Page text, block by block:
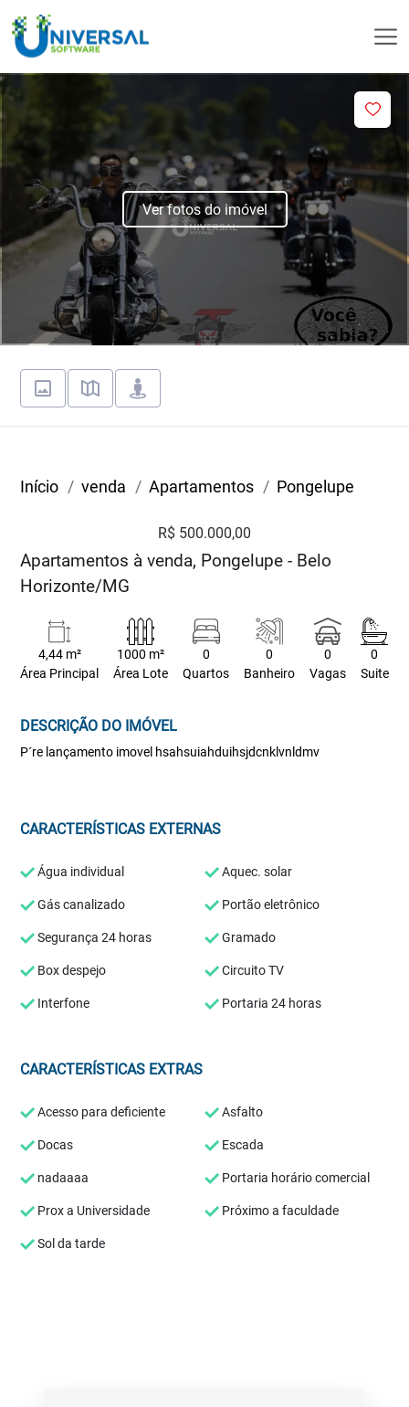
Ver fotos do imóvel
Início venda Apartamentos Pongelupe
R$ 500.000,00
Apartamentos à venda, Pongelupe - Belo
Horizonte/MG
4,44 m²
Área Principal
1000 m²
Área Lote
0
Quartos
0
Banheiro
0
Vagas
0
Suite
DESCRIÇÃO DO IMÓVEL
P´re lançamento imovel hsahsuiahduihsjdcnklvnldmv
CARACTERÍSTICAS EXTERNAS
Água individual Aquec. solar
Gás canalizado Portão eletrônico
Segurança 24 horas Gramado
Box despejo Circuito TV
Interfone Portaria 24 horas
CARACTERÍSTICAS EXTRAS
Acesso para deficiente Asfalto
Docas Escada
nadaaaa Portaria horário comercial
Prox a Universidade Próximo a faculdade
Sol da tarde